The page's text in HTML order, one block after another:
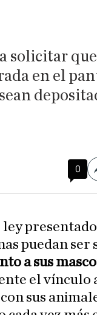
solicitar
en el
0
ley
puedan
a sus
el vínculo
sus